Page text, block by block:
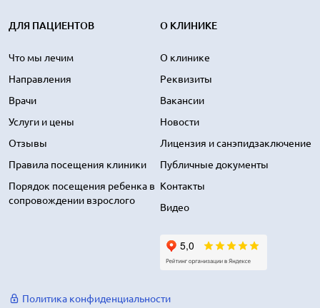
ДЛЯ ПАЦИЕНТОВ
Что мы лечим
Направления
Врачи
Услуги и цены
Отзывы
Правила посещения клиники
Порядок посещения ребенка в
сопровождении взрослого
О КЛИНИКЕ
О клинике
Реквизиты
Вакансии
Новости
Лицензия и санэпидзаключение
Публичные документы
Контакты
Видео
Политика конфиденциальности